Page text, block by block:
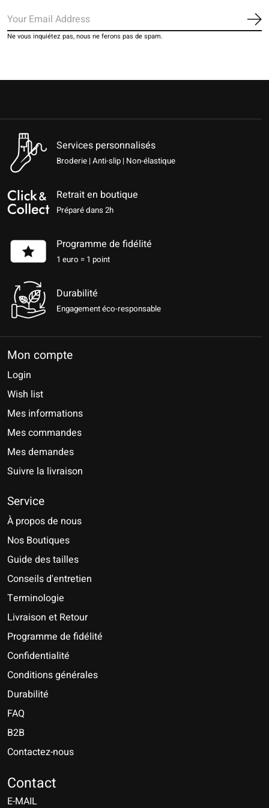
Ne vous inquiétez pas, nous ne ferons pas de spam.
Services personnalisés
Broderie | Anti-slip | Non-élastique
Retrait en boutique
Préparé dans 2h
Programme de fidélité
1 euro = 1 point
Durabilité
Engagement éco-responsable
Mon compte
Login
Wish list
Mes informations
Mes commandes
Mes demandes
Suivre la livraison
Service
À propos de nous
Nos Boutiques
Guide des tailles
Conseils d'entretien
Terminologie
Livraison et Retour
Programme de fidélité
Confidentialité
Conditions générales
Durabilité
FAQ
B2B
Contactez-nous
Contact
E-MAIL